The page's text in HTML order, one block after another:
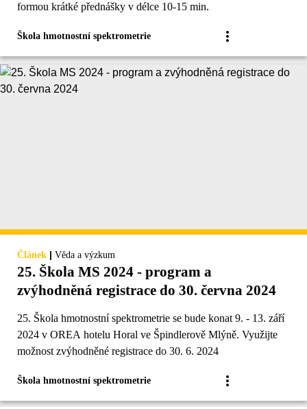
formou krátké přednášky v délce 10-15 min.
Škola hmotnostní spektrometrie
Článek | Věda a výzkum
25. Škola MS 2024 - program a
zvýhodněná registrace do 30. června 2024
25. Škola hmotnostní spektrometrie se bude konat 9. - 13. září
2024 v OREA hotelu Horal ve Špindlerově Mlýně. Využijte
možnost zvýhodněné registrace do 30. 6. 2024
Škola hmotnostní spektrometrie